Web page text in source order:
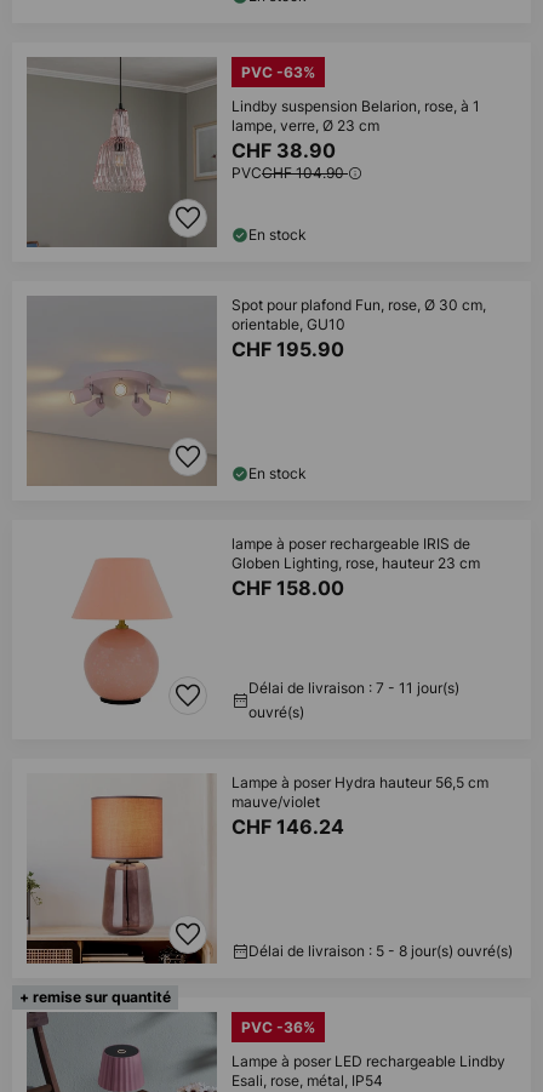
PVC -63%
Lindby suspension Belarion, rose, à 1
lampe, verre, Ø 23 cm
CHF 38.90
PVCCHF 104.90
En stock
Spot pour plafond Fun, rose, Ø 30 cm,
orientable, GU10
CHF 195.90
En stock
lampe à poser rechargeable IRIS de
Globen Lighting, rose, hauteur 23 cm
CHF 158.00
Délai de livraison : 7 - 11 jour(s)
ouvré(s)
Lampe à poser Hydra hauteur 56,5 cm
mauve/violet
CHF 146.24
Délai de livraison : 5 - 8 jour(s) ouvré(s)
+ remise sur quantité
PVC -36%
Lampe à poser LED rechargeable Lindby
Esali, rose, métal, IP54